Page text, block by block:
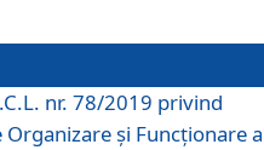
nr. 78/2019 privind
și Funcționare